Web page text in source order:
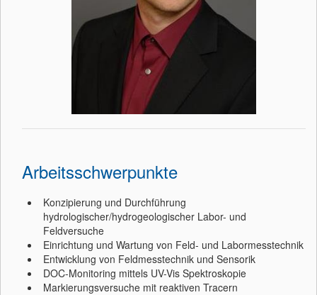
Arbeitsschwerpunkte
Konzipierung und Durchführung
hydrologischer/hydrogeologischer Labor- und
Feldversuche
Einrichtung und Wartung von Feld- und Labormesstechnik
Entwicklung von Feldmesstechnik und Sensorik
DOC-Monitoring mittels UV-Vis Spektroskopie
Markierungsversuche mit reaktiven Tracern